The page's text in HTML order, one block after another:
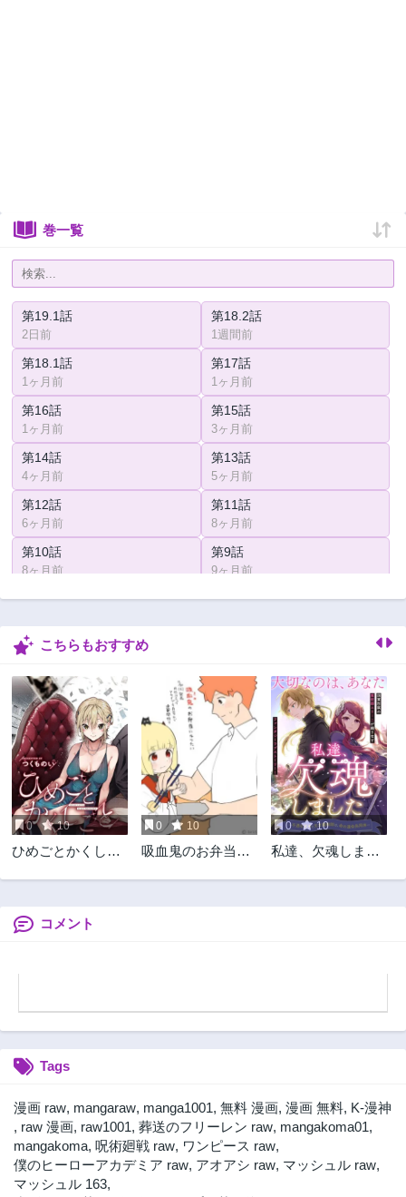
巻一覧
第19.1話
2日前
第18.2話
1週間前
第18.1話
1ヶ月前
第17話
1ヶ月前
第16話
1ヶ月前
第15話
3ヶ月前
第14話
4ヶ月前
第13話
5ヶ月前
第12話
6ヶ月前
第11話
8ヶ月前
第10話
8ヶ月前
第9話
9ヶ月前
第8話 第7話
第6話
第4話
1年前
第3話
1年前
第2話
1年前
第1話
1年前
こちらもおすすめ
0 10
ひめごとかくしご
0 10
吸血鬼のお弁当に
0 10
私達、欠魂しまし
の運命共同体～
コメント
Tags
漫画 raw, mangaraw, manga1001, 無料 漫画, 漫画 無料, K-漫神
, raw 漫画, raw1001, 葬送のフリーレン raw, mangakoma01,
mangakoma, 呪術廻戦 raw, ワンピース raw,
僕のヒーローアカデミア raw, アオアシ raw, マッシュル raw,
マッシュル 163,